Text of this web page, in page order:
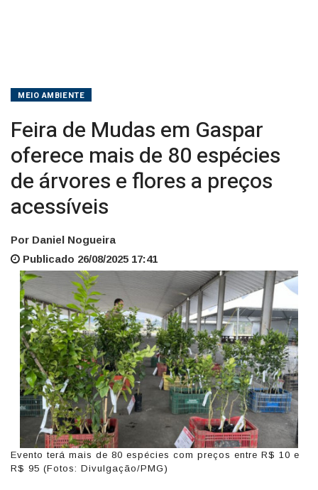
flores
a
preços
acessíveis
MEIO AMBIENTE
Feira de Mudas em Gaspar
oferece mais de 80 espécies
de árvores e flores a preços
acessíveis
Por Daniel Nogueira
Publicado 26/08/2025 17:41
Evento terá mais de 80 espécies com preços entre R$ 10 e
R$ 95 (Fotos: Divulgação/PMG)